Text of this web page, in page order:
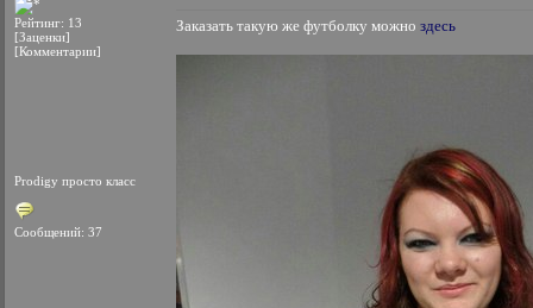
Рейтинг: 13
[Заценки]
[Комментарии]
Prodigy просто класс
Сообщений: 37
Заказать такую же футболку можно здесь